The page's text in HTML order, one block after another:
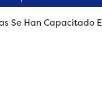
Se Han Capacitado